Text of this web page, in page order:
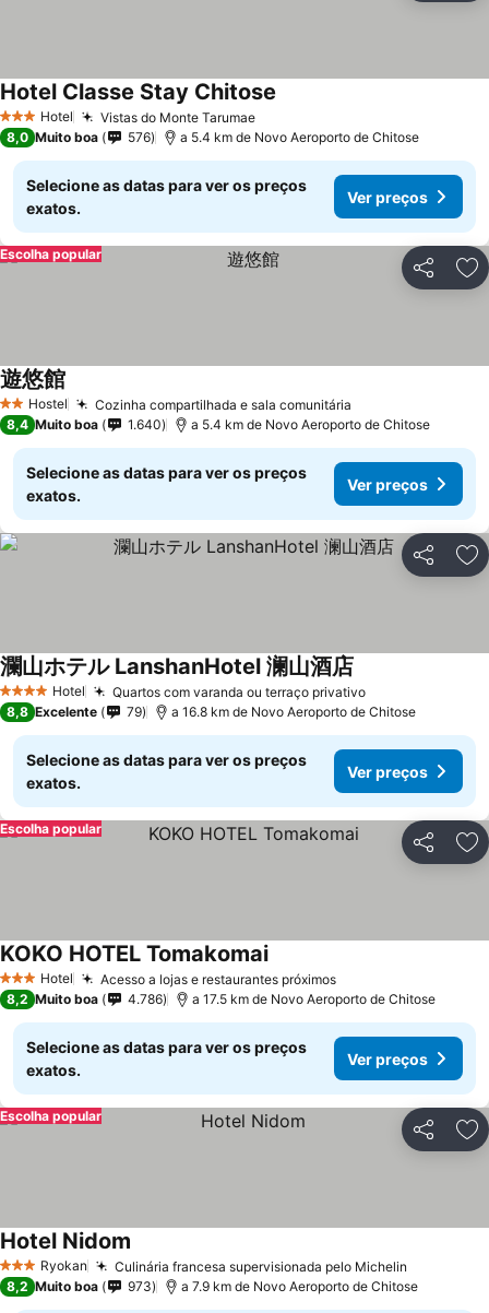
3 EstrelasHotel Vistas do Monte Tarumae
Hotel Classe Stay Chitose
8,0 Muito boa 576 a 5.4 km de Novo Aeroporto de Chitose
Selecione as datas para ver os preços
exatos.
Ver preços
Partilhar
Escolha popular
2 Estrelas
Hostel Cozinha compartilhada e sala comunitária
遊悠館
8,4 Muito boa 1.640 a 5.4 km de Novo Aeroporto de Chitose
Selecione as datas para ver os preços
exatos.
Ver preços
Partilhar
4 EstrelasHotel Quartos com varanda ou terraço privativo
瀾山ホテル LanshanHotel 澜山酒店
8,8 Excelente 79 a 16.8 km de Novo Aeroporto de Chitose
Selecione as datas para ver os preços
exatos.
Ver preços
Partilhar
Escolha popular
3 EstrelasHotel Acesso a lojas e restaurantes próximos
KOKO HOTEL Tomakomai
8,2 Muito boa 4.786 a 17.5 km de Novo Aeroporto de Chitose
Selecione as datas para ver os preços
exatos.
Ver preços
Partilhar
Escolha popular
3 EstrelasRyokan Culinária francesa supervisionada pelo Michelin
Hotel Nidom
8,2 Muito boa 973 a 7.9 km de Novo Aeroporto de Chitose